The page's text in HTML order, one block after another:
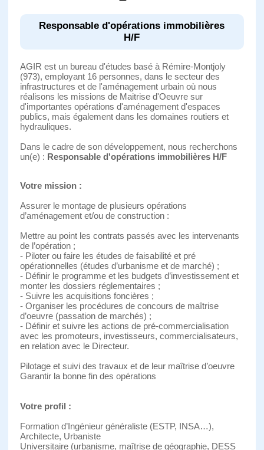
Responsable d'opérations immobilières
H/F
AGIR est un bureau d'études basé à Rémire-Montjoly
(973), employant 16 personnes, dans le secteur des
infrastructures et de l'aménagement urbain où nous
réalisons les missions de Maitrise d'Oeuvre sur
d'importantes opérations d'aménagement d'espaces
publics, mais également dans les domaines routiers et
hydrauliques.
Dans le cadre de son développement, nous recherchons
un(e) : Responsable d'opérations immobilières H/F
Votre mission :
Assurer le montage de plusieurs opérations
d’aménagement et/ou de construction :
Mettre au point les contrats passés avec les intervenants
de l’opération ;
- Piloter ou faire les études de faisabilité et pré
opérationnelles (études d’urbanisme et de marché) ;
- Définir le programme et les budgets d’investissement et
monter les dossiers réglementaires ;
- Suivre les acquisitions foncières ;
- Organiser les procédures de concours de maîtrise
d’oeuvre (passation de marchés) ;
- Définir et suivre les actions de pré-commercialisation
avec les promoteurs, investisseurs, commercialisateurs,
en relation avec le Directeur.
Pilotage et suivi des travaux et de leur maîtrise d’oeuvre
Garantir la bonne fin des opérations
Votre profil :
Formation d’Ingénieur généraliste (ESTP, INSA…),
Architecte, Urbaniste
Universitaire (urbanisme, maîtrise de géographie, DESS